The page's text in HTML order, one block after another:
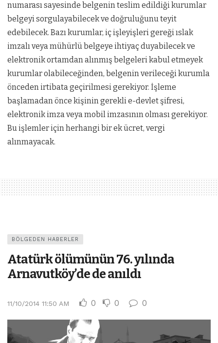
numarası sayesinde belgenin teslim edildiği kurumlar
belgeyi sorgulayabilecek ve doğruluğunu teyit
edebilecek. Bazı kurumlar, iç işleyişleri gereği ıslak
imzalı veya mühürlü belgeye ihtiyaç duyabilecek ve
elektronik ortamdan alınmış belgeleri kabul etmeyek
kurumlar olabileceğinden, belgenin verileceği kurumla
önceden irtibata geçirilmesi gerekiyor. İşleme
başlamadan önce kişinin gerekli e-devlet şifresi,
elektronik imza veya mobil imzasının olması gerekiyor.
Bu işlemler için herhangi bir ek ücret, vergi
alınmayacak.
BÖLGEDEN HABERLER
Atatürk ölümünün 76. yılında
Arnavutköy’de de anıldı
11/10/2014 11:50 AM 0 0 0